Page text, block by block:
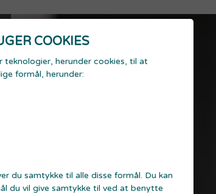
COOKIES
teknologier, herunder cookies, til at
formål, herunder:
du samtykke til alle disse formål. Du kan
du vil give samtykke til ved at benytte